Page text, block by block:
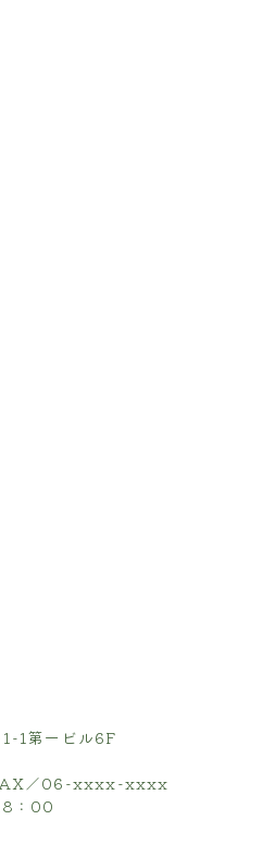
1第一ビル6F
／06-xxxx-xxxx
：00